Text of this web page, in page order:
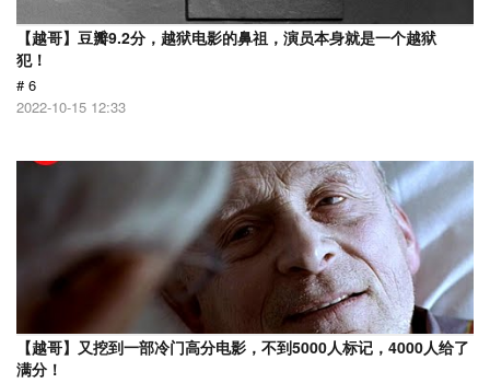
【越哥】豆瓣9.2分，越狱电影的鼻祖，演员本身就是一个越狱
犯！
# 6
2022-10-15 12:33
【越哥】又挖到一部冷门高分电影，不到5000人标记，4000人给了
满分！